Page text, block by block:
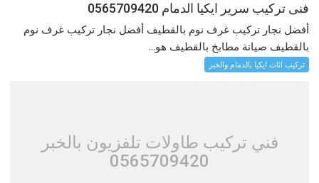
فنى تركيب سرير ايكيا الدمام 0565709420
أفضل نجار تركيب غرف نوم بالقطيف أفضل نجار تركيب غرف نوم
بالقطيف صيانة مطابخ بالقطيف هو...
تركيب اثاث ايكيا بالدمام والخبر
فني تركيب طاولات تلفزيون بالخبر
0565709420